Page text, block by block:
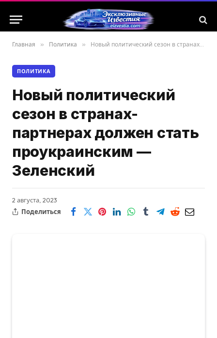
Главная » Политика » Новый политический сезон в странах-партнерах должен стать проукраинским — Зеленский
ПОЛИТИКА
Новый политический
сезон в странах-
партнерах должен стать
проукраинским —
Зеленский
2 августа, 2023
Поделиться